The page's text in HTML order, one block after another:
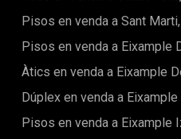
Pisos en venda a Sant
Pisos en venda a Eixample
Àtics en venda a Eixample
Dúplex en venda a
Pisos en venda a Eixample